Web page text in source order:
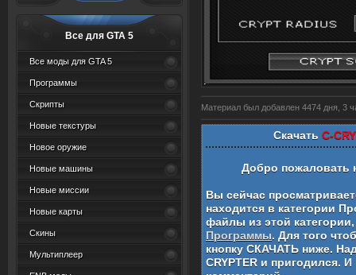
Все для GTA 5
Все моды для GTA 5
Программы
Скрипты
Новые текстуры
Новое оружие
Новые машины
Новые миссии
Новые карты
Скины
Мультиплеер
Материал был добавлен 4474 дня, 3
Скачать C-
Добро пожаловать
Вы сейчас
находится в категории
файлы из этой
Программы. Для того
кнопку СКАЧАТЬ ниже.
CRYPTER и пригодился.